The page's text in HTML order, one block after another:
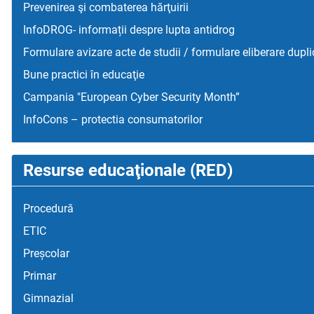
Prevenirea şi combaterea hărţuirii
InfoDROG- informații despre lupta antidrog
Formulare avizare acte de studii / formulare eliberare
Bune practici în educaţie
Campania "European Cyber Security Month”
InfoCons – protectia consumatorilor
Resurse educaţionale (RED)
Procedură
ETIC
Preșcolar
Primar
Gimnazial